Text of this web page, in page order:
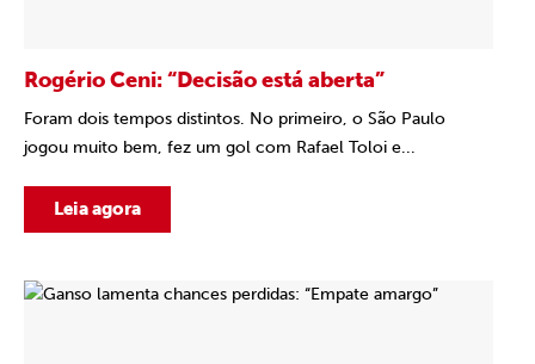
Rogério Ceni: “Decisão está aberta”
Foram dois tempos distintos. No primeiro, o São Paulo
jogou muito bem, fez um gol com Rafael Toloi e...
Leia agora